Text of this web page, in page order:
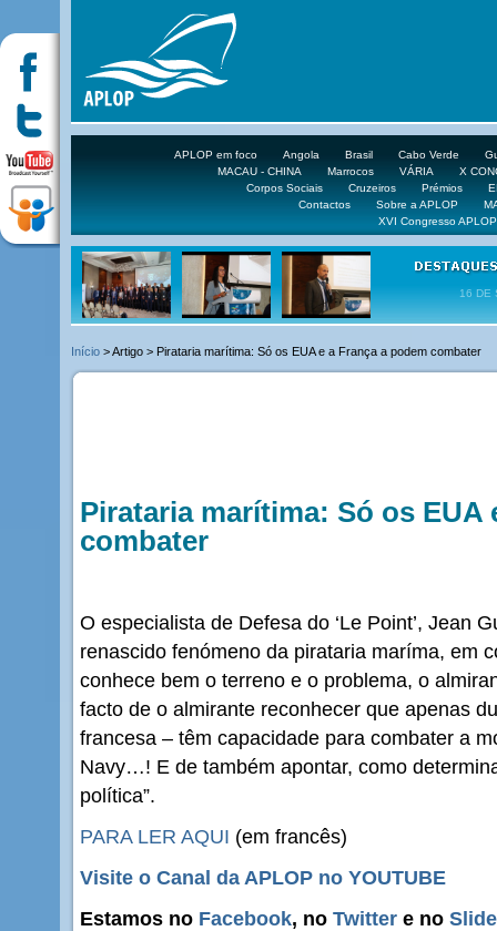
APLOP em foco Angola Brasil Cabo Verde
MACAU - CHINA
Marrocos VÁRIA
X
Corpos Sociais
Cruzeiros Prémios
Contactos
Sobre a APLOP
XVI Congresso APLOP
16 DE
Início > Artigo > Pirataria marítima: Só os EUA e a França a podem combater
Pirataria marítima: Só os EUA
combater
O especialista de Defesa do ‘Le Point’, Jean
renascido fenómeno da pirataria maríma, em
conhece bem o terreno e o problema, o
facto de o almirante reconhecer que apenas
francesa – têm capacidade para combater a
Navy…! E de também apontar, como
política”.
PARA LER AQUI (em francês)
Visite o Canal da APLOP no YOUTUBE
Estamos no Facebook, no Twitter e no